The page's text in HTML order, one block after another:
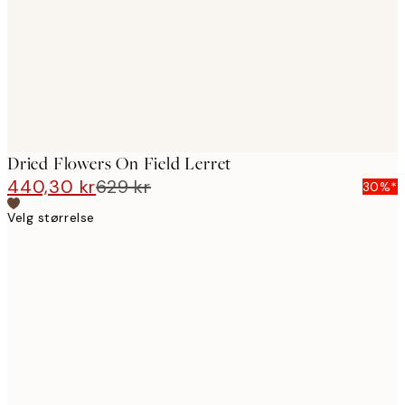
Dried Flowers On Field Lerret
440,30 kr629 kr
30%*
Velg størrelse